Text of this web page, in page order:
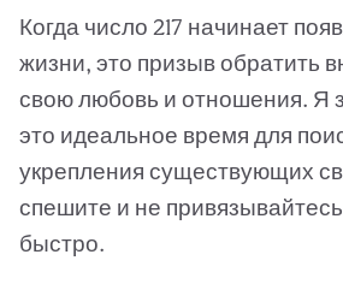
Когда число 217 начинает
жизни, это призыв обратить
свою любовь и отношения. Я
это идеальное время для
укрепления существующих
спешите и не
быстро.